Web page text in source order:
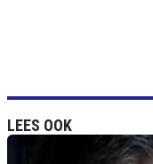
LEES OOK